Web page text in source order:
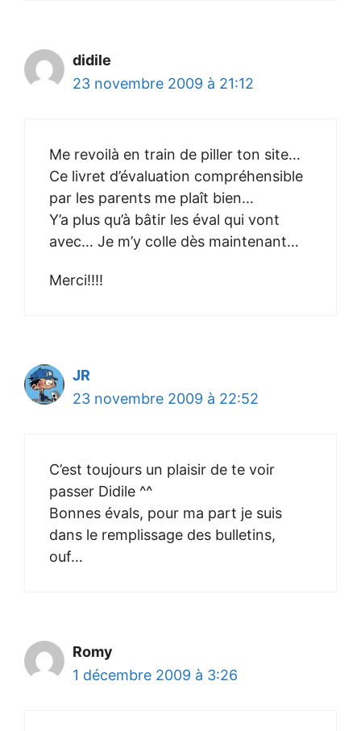
didile
23 novembre 2009 à 21:12
Me revoilà en train de piller ton site…
Ce livret d’évaluation compréhensible
par les parents me plaît bien…
Y’a plus qu’à bâtir les éval qui vont
avec… Je m’y colle dès maintenant…
Merci!!!!
JR
23 novembre 2009 à 22:52
C’est toujours un plaisir de te voir
passer Didile ^^
Bonnes évals, pour ma part je suis
dans le remplissage des bulletins,
ouf…
Romy
1 décembre 2009 à 3:26